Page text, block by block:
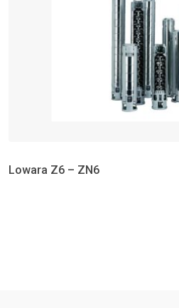
Lowara Z6 – ZN6